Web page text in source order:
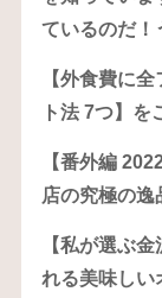
ているのだ！
【外食費に
ト法 7つ】
【番外編
店の究極の逸
【私が選ぶ
れる美味しい